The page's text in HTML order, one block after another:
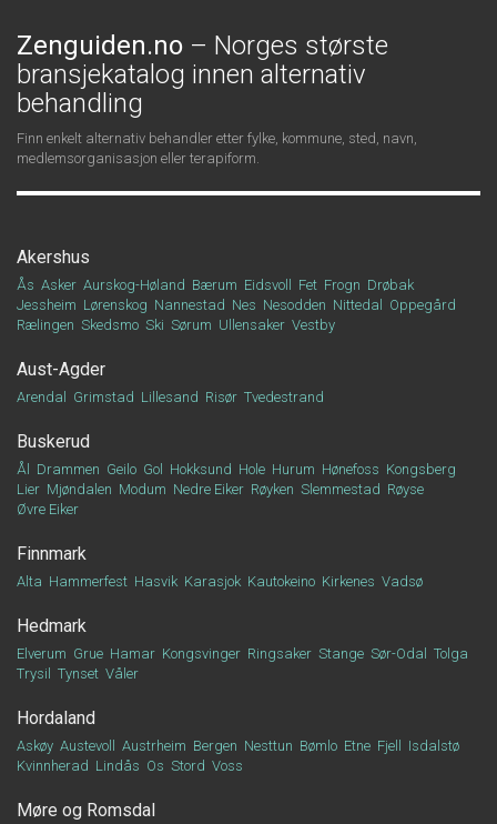
Zenguiden.no – Norges største
bransjekatalog innen alternativ
behandling
Finn enkelt alternativ behandler etter fylke, kommune, sted, navn,
medlemsorganisasjon eller terapiform.
Akershus
Ås Asker Aurskog-Høland Bærum Eidsvoll Fet Frogn Drøbak
Jessheim Lørenskog Nannestad Nes Nesodden Nittedal
Oppegård
Rælingen Skedsmo Ski Sørum Ullensaker Vestby
Aust-Agder
Arendal Grimstad Lillesand Risør Tvedestrand
Buskerud
Ål Drammen Geilo Gol Hokksund Hole Hurum Hønefoss Kongsberg
Lier Mjøndalen Modum Nedre Eiker Røyken Slemmestad Røyse
Øvre Eiker
Finnmark
Alta Hammerfest Hasvik Karasjok Kautokeino Kirkenes Vadsø
Hedmark
Elverum Grue Hamar Kongsvinger Ringsaker Stange Sør-Odal
Tolga
Trysil
Tynset Våler
Hordaland
Askøy Austevoll Austrheim Bergen Nesttun Bømlo Etne Fjell
Isdalstø
Kvinnherad Lindås Os Stord Voss
Møre og Romsdal